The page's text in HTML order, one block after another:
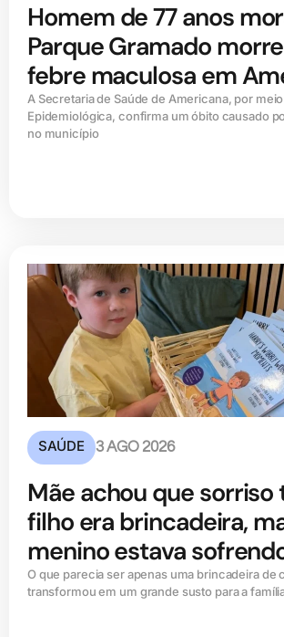
Homem de 77 anos
Parque Gramado
febre maculosa em
A Secretaria de Saúde de Americana, por
Epidemiológica, confirma um óbito causado
no município
SAÚDE 3 AGO 2026
Mãe achou que
filho era brincadeira,
menino estava
O que parecia ser apenas uma brincadeira de
transformou em um grande susto para a